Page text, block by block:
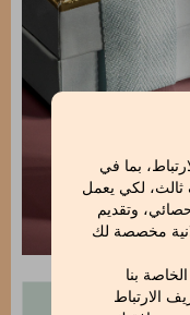
بما في
لكي يعمل
وتقديم
مخصصة لك
الخاصة بنا
الارتباط